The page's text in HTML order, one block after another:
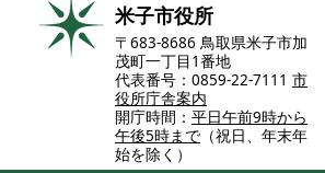
米子市役所
〒683-8686 鳥取県米子市加
茂町一丁目1番地
代表番号：0859-22-7111 市
役所庁舎案内
開庁時間： 平日午前9時から
午後5時まで （祝日、年末年
始を除く）